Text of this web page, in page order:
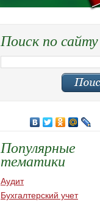
Поиск по сайту
Популярные
тематики
Аудит
Бухгалтерский учет